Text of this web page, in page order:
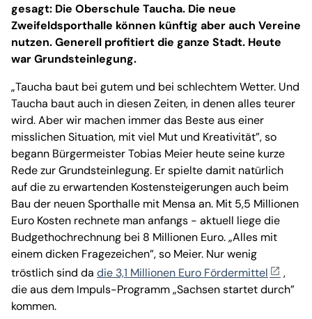
gesagt: Die Oberschule Taucha. Die neue
Zweifeldsporthalle können künftig aber auch Vereine
nutzen. Generell profitiert die ganze Stadt. Heute
war Grundsteinlegung.
„Taucha baut bei gutem und bei schlechtem Wetter. Und
Taucha baut auch in diesen Zeiten, in denen alles teurer
wird. Aber wir machen immer das Beste aus einer
misslichen Situation, mit viel Mut und Kreativität”, so
begann Bürgermeister Tobias Meier heute seine kurze
Rede zur Grundsteinlegung. Er spielte damit natürlich
auf die zu erwartenden Kostensteigerungen auch beim
Bau der neuen Sporthalle mit Mensa an. Mit 5,5 Millionen
Euro Kosten rechnete man anfangs - aktuell liege die
Budgethochrechnung bei 8 Millionen Euro. „Alles mit
einem dicken Fragezeichen”, so Meier. Nur wenig
tröstlich sind da die 3,1 Millionen Euro Fördermittel
,
die aus dem Impuls-Programm „Sachsen startet durch”
kommen.